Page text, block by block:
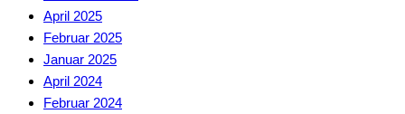
April 2025
Februar 2025
Januar 2025
April 2024
Februar 2024